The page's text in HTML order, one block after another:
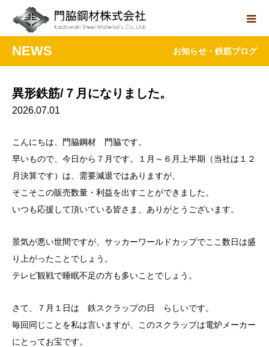
NEWS お知らせ・鉄筋ブログ
異形鉄筋/７月になりました。
2026.07.01
こんにちは、門脇鋼材 門脇です。
早いもので、今日から７月です。１月～６月上半期（当社は１２
月決算です）は、需要減退ではありますが、
そこそこの販売数量・利益を出すことができました。
いつも応援して頂いている皆さま、ありがとうございます。
景気が悪い世間ですが、サッカーワールドカップでここ数日は盛
り上がったことでしょう。
テレビ観戦で睡眠不足の方も多いことでしょう。
さて、７月１日は 鉄スクラップの日 らしいです。
毎回同じことを私は言いますが、このスクラップは電炉メーカー
にとってお宝です。